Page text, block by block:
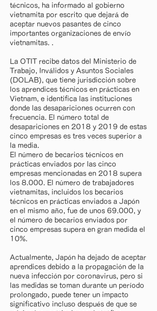
técnicos, ha informado al gobierno
vietnamita por escrito que dejará de
aceptar nuevos pasantes de cinco
importantes organizaciones de envío
vietnamitas. .
La OTIT recibe datos del Ministerio de
Trabajo, Inválidos y Asuntos Sociales
(DOLAB), que tiene jurisdicción sobre
los aprendices técnicos en prácticas en
Vietnam, e identifica las instituciones
donde las desapariciones ocurren con
frecuencia. El número total de
desapariciones en 2018 y 2019 de estas
cinco empresas es tres veces superior a
la media.
El número de becarios técnicos en
prácticas enviados por las cinco
empresas mencionadas en 2018 supera
los 8.000. El número de trabajadores
vietnamitas, incluidos los becarios
técnicos en prácticas enviados a Japón
en el mismo año, fue de unos 69.000, y
el número de becarios enviados por
cinco empresas supera en gran medida el
10%.
Actualmente, Japón ha dejado de aceptar
aprendices debido a la propagación de la
nueva infección por coronavirus, pero si
las medidas se toman durante un período
prolongado, puede tener un impacto
significativo incluso después de que se